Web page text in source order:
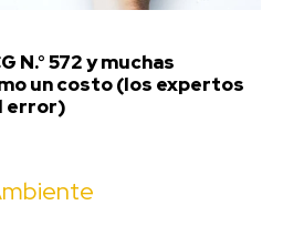
N.° 572 y muchas
un costo (los expertos
error)